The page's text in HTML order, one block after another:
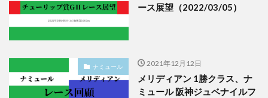
ース展望（2022/03/05）
ナミュール 2021年12月12日
メリディアン 1勝クラス、ナ
ミュール 阪神ジュベナイルフ